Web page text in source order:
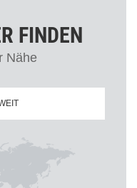
FINDEN
Nähe